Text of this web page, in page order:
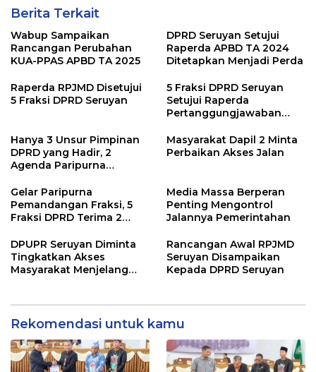
Berita Terkait
Wabup Sampaikan
Rancangan Perubahan
KUA-PPAS APBD TA 2025
DPRD Seruyan Setujui
Raperda APBD TA 2024
Ditetapkan Menjadi Perda
Raperda RPJMD Disetujui
5 Fraksi DPRD Seruyan
5 Fraksi DPRD Seruyan
Setujui Raperda
Pertanggungjawaban
2024
Hanya 3 Unsur Pimpinan
DPRD yang Hadir, 2
Agenda Paripurna
Masyarakat Dapil 2 Minta
Perbaikan Akses Jalan
Gelar Paripurna
Pemandangan Fraksi, 5
Fraksi DPRD Terima 2
Media Massa Berperan
Penting Mengontrol
Jalannya Pemerintahan
DPUPR Seruyan Diminta
Tingkatkan Akses
Masyarakat Menjelang
Rancangan Awal RPJMD
Seruyan Disampaikan
Kepada DPRD Seruyan
Rekomendasi untuk kamu